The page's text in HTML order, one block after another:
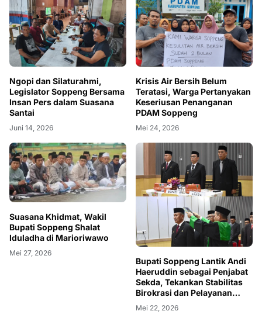
Ngopi dan Silaturahmi,
Legislator Soppeng Bersama
Insan Pers dalam Suasana
Santai
Juni 14, 2026
Krisis Air Bersih Belum
Teratasi, Warga Pertanyakan
Keseriusan Penanganan
PDAM Soppeng
Mei 24, 2026
Suasana Khidmat, Wakil
Bupati Soppeng Shalat
Iduladha di Marioriwawo
Mei 27, 2026
Bupati Soppeng Lantik Andi
Haeruddin sebagai Penjabat
Sekda, Tekankan Stabilitas
Birokrasi dan Pelayanan
Publik
Mei 22, 2026